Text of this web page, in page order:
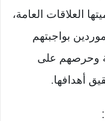
العلاقات العامة،
بواجبتهم
وحرصهم على
أهدافها.